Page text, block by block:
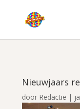
Nieuwjaars
door Redactie |